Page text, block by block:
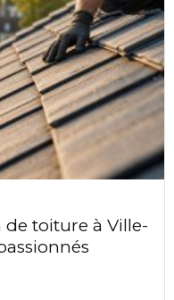
toiture à Ville-